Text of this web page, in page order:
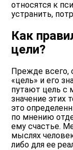
относятся к
устранить,
Как
цели?
Прежде всего,
«цель» и его
путают цель с
значение этих
это
по мнению
ему счастье.
мыслях
либо для ее